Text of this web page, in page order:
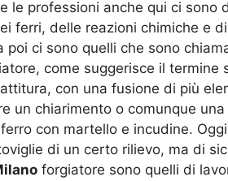
professioni anche qui ci sono
ferri, delle reazioni chimiche e
ci sono quelli che sono
come suggerisce il termine
con una fusione di più
chiarimento o comunque
con martello e incudine.
di un certo rilievo, ma di
forgiatore sono quelli di